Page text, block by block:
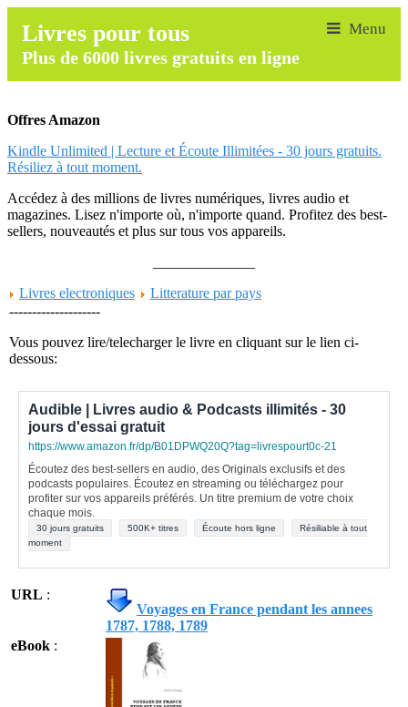
Livres pour tous
Plus de 6000 livres gratuits en ligne
Offres Amazon
Kindle Unlimited | Lecture et Écoute Illimitées - 30 jours gratuits.
Résiliez à tout moment.
Accédez à des millions de livres numériques, livres audio et
magazines. Lisez n'importe où, n'importe quand. Profitez des best-
sellers, nouveautés et plus sur tous vos appareils.
Livres electroniques
Litterature par pays
--------------------
Vous pouvez lire/telecharger le livre en cliquant sur le lien ci-
dessous:
Audible | Livres audio & Podcasts illimités - 30
jours d'essai gratuit
https://www.amazon.fr/dp/B01DPWQ20Q?tag=livrespourt0c-21
Écoutez des best-sellers en audio, des Originals exclusifs et des
podcasts populaires. Écoutez en streaming ou téléchargez pour
profiter sur vos appareils préférés. Un titre premium de votre choix
chaque mois.
30 jours gratuits 500K+ titres Écoute hors ligne
Résiliable à tout
moment
URL :
Voyages en France pendant les annees
1787, 1788, 1789
eBook :